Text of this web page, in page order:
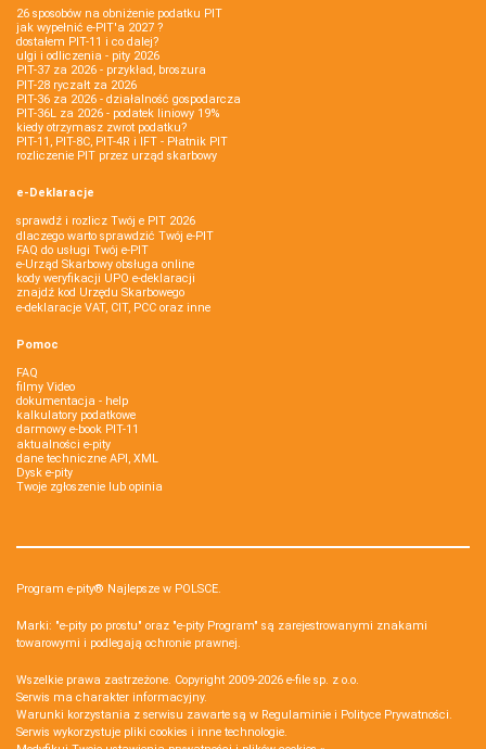
26 sposobów na obniżenie podatku PIT
jak wypełnić e-PIT'a 2027 ?
dostałem PIT-11 i co dalej?
ulgi i odliczenia - pity 2026
PIT-37 za 2026 - przykład, broszura
PIT-28 ryczałt za 2026
PIT-36 za 2026 - działalność gospodarcza
PIT-36L za 2026 - podatek liniowy 19%
kiedy otrzymasz zwrot podatku?
PIT-11, PIT-8C, PIT-4R i IFT - Płatnik PIT
rozliczenie PIT przez urząd skarbowy
e-Deklaracje
sprawdź i rozlicz Twój e PIT 2026
dlaczego warto sprawdzić Twój e-PIT
FAQ do usługi Twój e-PIT
e-Urząd Skarbowy obsługa online
kody weryfikacji UPO e-deklaracji
znajdź kod Urzędu Skarbowego
e-deklaracje VAT, CIT, PCC oraz inne
Pomoc
FAQ
filmy Video
dokumentacja - help
kalkulatory podatkowe
darmowy e-book PIT-11
aktualności e-pity
dane techniczne API, XML
Dysk e-pity
Twoje zgłoszenie lub opinia
Program e-pity® Najlepsze w POLSCE.
Marki: "e-pity po prostu" oraz "e-pity Program" są zarejestrowanymi znakami
towarowymi i podlegają ochronie prawnej.
Wszelkie prawa zastrzeżone. Copyright 2009-2026 e-file sp. z o.o.
Serwis ma charakter informacyjny.
Warunki korzystania z serwisu zawarte są w Regulaminie i Polityce Prywatności.
Serwis wykorzystuje pliki cookies i inne technologie.